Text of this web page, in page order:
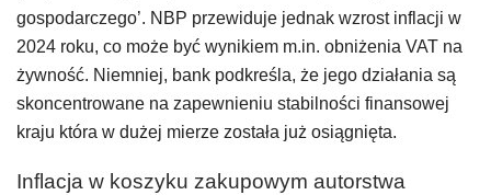
gospodarczego’. NBP przewiduje jednak wzrost inflacji w
2024 roku, co może być wynikiem m.in. obniżenia VAT na
żywność. Niemniej, bank podkreśla, że jego działania są
skoncentrowane na zapewnieniu stabilności finansowej
kraju która w dużej mierze została już osiągnięta.
Inflacja w koszyku zakupowym autorstwa